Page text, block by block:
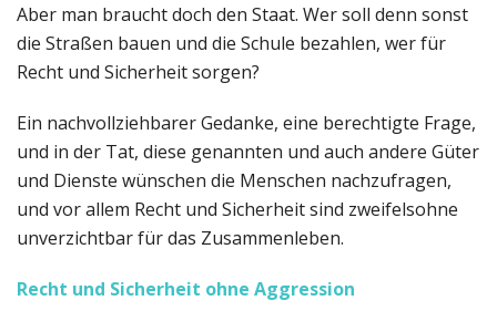
Aber man braucht doch den Staat. Wer soll denn sonst
die Straßen bauen und die Schule bezahlen, wer für
Recht und Sicherheit sorgen?
Ein nachvollziehbarer Gedanke, eine berechtigte Frage,
und in der Tat, diese genannten und auch andere Güter
und Dienste wünschen die Menschen nachzufragen,
und vor allem Recht und Sicherheit sind zweifelsohne
unverzichtbar für das Zusammenleben.
Recht und Sicherheit ohne Aggression